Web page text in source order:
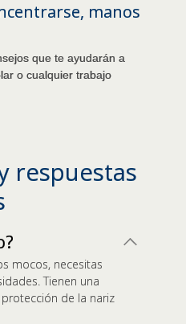
manos
que te ayudarán a
o cualquier trabajo
respuestas
mocos, necesitas
Tienen una
de la nariz